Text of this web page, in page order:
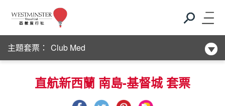
主題套票：
新酒店系列
Club Med
Club Med
直航新西蘭 南島-基督城 套票